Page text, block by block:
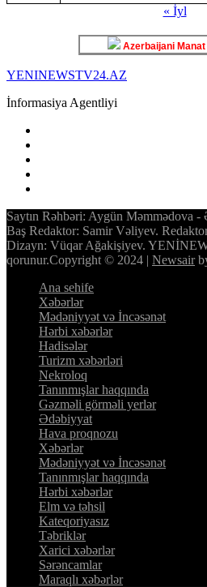
« İyl
Azerbaijani
YENINEWSTV24.AZ
İnformasiya Agentliyi
Saytın Rəhbəri: Aygün Məmmədova
Baş Redaktor: Samir Vəliyev.
Dizayn: Vüqar Ağakişiyev.
qorunur.Copyright © 2024 | Newsair
Ana sehife
Xəbərlər
Mədəniyyət və İncəsənət
Hərbi xəbərlər
Hadisələr
Turizm xəbərləri
Nekroloq
Tanınmışlar haqqında
Gəzməli görməli yerlər
Ədəbiyyat
Hava proqnozu
Xəbərlər
Mədəniyyət və İncəsənət
Tanınmışlar haqqında
Hərbi xəbərlər
Elm və təhsil
Kateqoriyasız
Təbriklər
Xarici xəbərlər
Sərəncamlar
Maraqlı xəbərlər